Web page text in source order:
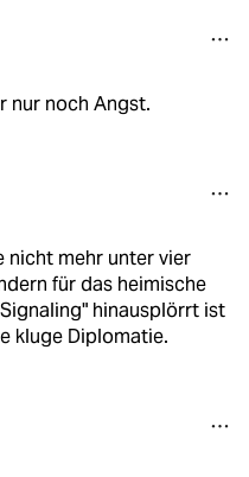
nur noch Angst.
nicht mehr unter vier
für das heimische
hinausplörrt ist
kluge Diplomatie.